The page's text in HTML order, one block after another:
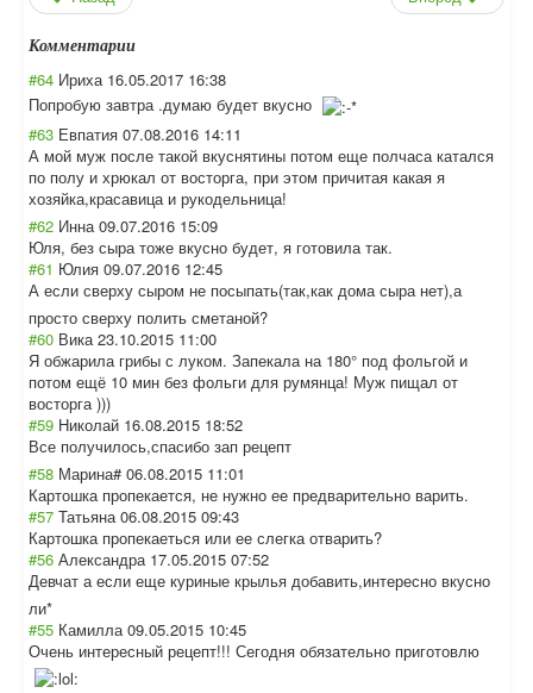
Комментарии
#64 Ириха 16.05.2017 16:38
Попробую завтра .думаю будет вкусно
#63 Евпатия 07.08.2016 14:11
А мой муж после такой вкуснятины потом еще полчаса катался
по полу и хрюкал от восторга, при этом причитая какая я
хозяйка,красавица и рукодельница!
#62 Инна 09.07.2016 15:09
Юля, без сыра тоже вкусно будет, я готовила так.
#61 Юлия 09.07.2016 12:45
А если сверху сыром не посыпать(так,как дома сыра нет),а
просто сверху полить сметаной?
#60 Вика 23.10.2015 11:00
Я обжарила грибы с луком. Запекала на 180° под фольгой и
потом ещё 10 мин без фольги для румянца! Муж пищал от
восторга )))
#59 Николай 16.08.2015 18:52
Все получилось,спасибо зап рецепт
#58 Марина# 06.08.2015 11:01
Картошка пропекается, не нужно ее предварительно варить.
#57 Татьяна 06.08.2015 09:43
Картошка пропекаеться или ее слегка отварить?
#56 Александра 17.05.2015 07:52
Девчат а если еще куриные крылья добавить,интересно вкусно
ли*
#55 Камилла 09.05.2015 10:45
Очень интересный рецепт!!! Сегодня обязательно приготовлю